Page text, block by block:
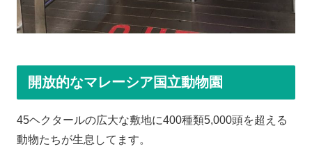
開放的なマレーシア国立動物園
45ヘクタールの広大な敷地に400種類5,000頭を超える
動物たちが生息してます。